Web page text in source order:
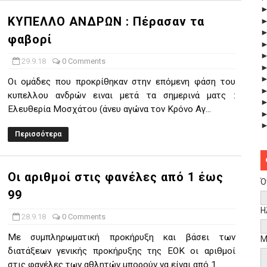
ΚΥΠΕΛΛΟ ΑΝΔΡΩΝ : Πέρασαν τα
φαβορί
29.9.18 0 Comments
Οι ομάδες που προκρίθηκαν στην επόμενη φάση του
κυπελλου ανδρών ειναι μετά τα σημερινά ματς :
Ελευθερία Μοσχάτου (άνευ αγώνα τον Κρόνο Αγ...
Περισσότερα
Οι αριθμοί στις φανέλες από 1 έως
99
28.9.18 0 Comments
Με συμπληρωματική προκήρυξη και βάσει των
διατάξεων γενικής προκήρυξης της ΕΟΚ οι αριθμοί
στις φανέλες των αθλητών μπορούν να είναι από 1 ...